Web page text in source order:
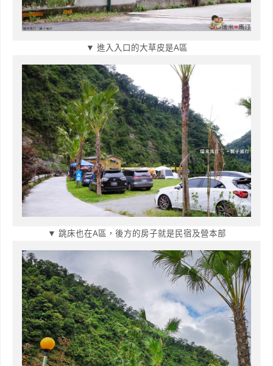
▼ 進入入口的大草皮是A區
▼ 跳床也在A區，後方的房子就是民宿及營本部